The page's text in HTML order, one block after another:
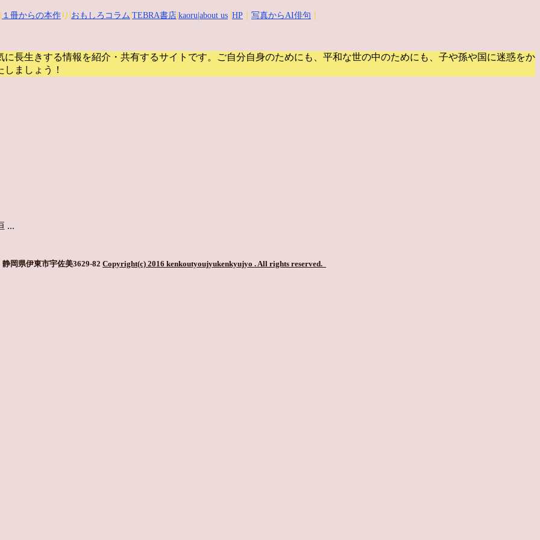
１冊からの本作 り| おもしろコラム TEBRA書店 kaoru |about us HP 写真からAI俳句
長生きする情報を紹介・共有するサイトです。
ご自分自身のためにも、平和な世の中のためにも、子や孫や国に迷惑をか
ましょう！
...
岡県伊東市宇佐美3629-82 Copyright(c) 2016 kenkoutyoujyukenkyujyo . All rights reserved.